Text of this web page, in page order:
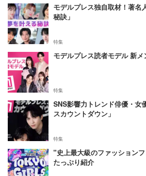
モデルプレス独自取材！著名
秘訣」
特集
モデルプレス読者モデル 新メ
特集
SNS影響力トレンド俳優・女
スカウントダウン」
特集
"史上最大級のファッション
たっぷり紹介